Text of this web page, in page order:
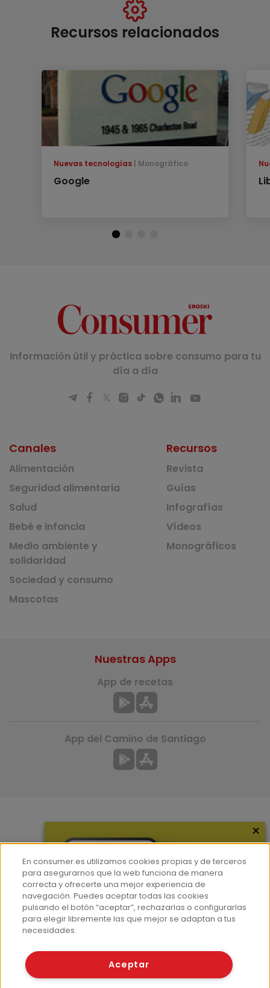
Recursos relacionados
Nuevas tecnologías Monográfico
Google
Información útil y práctica sobre consumo para tu
día a día
Canales
Alimentación
Seguridad alimentaria
Salud
Bebé e infancia
Medio ambiente y
solidaridad
Sociedad y consumo
Mascotas
Recursos
Revista
Guías
Infografías
Vídeos
Monográficos
Hemeroteca
Contacto
Prensa
Corpus Lingüístico Consumer
Nuestras Apps
App de recetas
App del Camino de Santiago
© Fundación EROSKI
×
En consumer.es utilizamos cookies propias y de terceros
para asegurarnos que la web funciona de manera
correcta y ofrecerte una mejor experiencia de
navegación. Puedes aceptar todas las cookies
pulsando el botón “aceptar”, rechazarlas o configurarlas
para elegir libremente las que mejor se adaptan a tus
necesidades.
Aceptar